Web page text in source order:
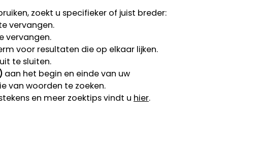
zoekt u specifieker of juist breder:
vervangen.
vervangen.
voor resultaten die op elkaar lijken.
te sluiten.
aan het begin en einde van uw
van woorden te zoeken.
en meer zoektips vindt u hier.